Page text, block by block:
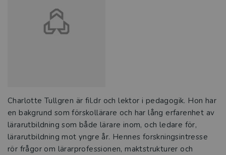
Charlotte Tullgren är fil.dr och lektor i pedagogik. Hon har
en bakgrund som förskollärare och har lång erfarenhet av
lärarutbildning som både lärare inom, och ledare för,
lärarutbildning mot yngre år. Hennes forskningsintresse
rör frågor om lärarprofessionen, maktstrukturer och